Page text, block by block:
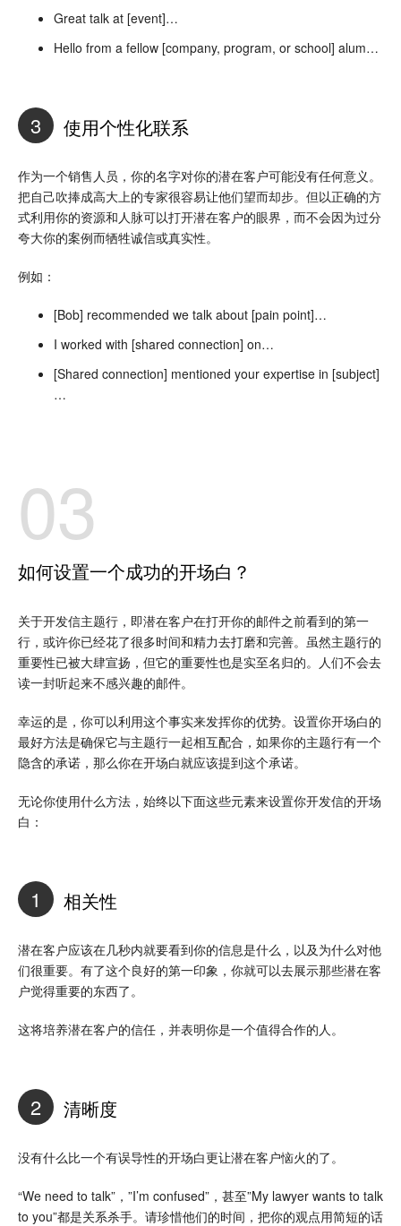
Great talk at [event]…
Hello from a fellow [company, program, or school] alum…
3 使用个性化联系
作为一个销售人员，你的名字对你的潜在客户可能没有任何意义。
把自己吹捧成高大上的专家很容易让他们望而却步。但以正确的方
式利用你的资源和人脉可以打开潜在客户的眼界，而不会因为过分
夸大你的案例而牺牲诚信或真实性。
例如：
[Bob] recommended we talk about [pain point]…
I worked with [shared connection] on…
[Shared connection] mentioned your expertise in [subject]
…
03
如何设置一个成功的开场白？
关于开发信主题行，即潜在客户在打开你的邮件之前看到的第一
行，或许你已经花了很多时间和精力去打磨和完善。虽然主题行的
重要性已被大肆宣扬，但它的重要性也是实至名归的。人们不会去
读一封听起来不感兴趣的邮件。
幸运的是，你可以利用这个事实来发挥你的优势。设置你开场白的
最好方法是确保它与主题行一起相互配合，如果你的主题行有一个
隐含的承诺，那么你在开场白就应该提到这个承诺。
无论你使用什么方法，始终以下面这些元素来设置你开发信的开场
白：
1 相关性
潜在客户应该在几秒内就要看到你的信息是什么，以及为什么对他
们很重要。有了这个良好的第一印象，你就可以去展示那些潜在客
户觉得重要的东西了。
这将培养潜在客户的信任，并表明你是一个值得合作的人。
2 清晰度
没有什么比一个有误导性的开场白更让潜在客户恼火的了。
“We need to talk”，”I’m confused”，甚至”My lawyer wants to talk
to you”都是关系杀手。请珍惜他们的时间，把你的观点用简短的话